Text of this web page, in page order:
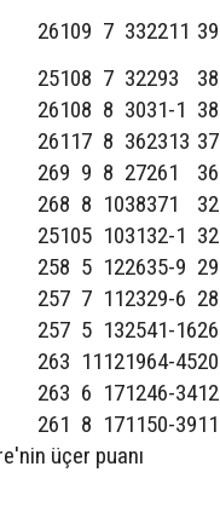
26109 7 332211 39
25108 7 32293
38
26108 8 3031-1 38
26117 8 362313 37
269 9 8 27261
36
268 8 1038371
32
25105 103132-1 32
258 5 122635-9 29
257 7 112329-6 28
257 5 132541-1626
263 11121964-4520
263 6 171246-3412
261 8 171150-3911
üçer puanı